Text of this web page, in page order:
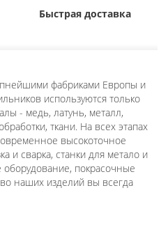
Быстрая доставка
фабриками Европы и
используются только
- медь, латунь, металл,
ткани. На всех этапах
высокоточное
и сварка, станки для метало и
покрасочные
наших изделий вы всегда